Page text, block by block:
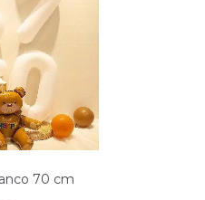
70 cm